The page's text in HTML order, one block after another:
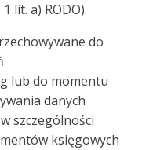
lit. a) RODO).
do
lub do momentu
danych
szczególności
księgowych